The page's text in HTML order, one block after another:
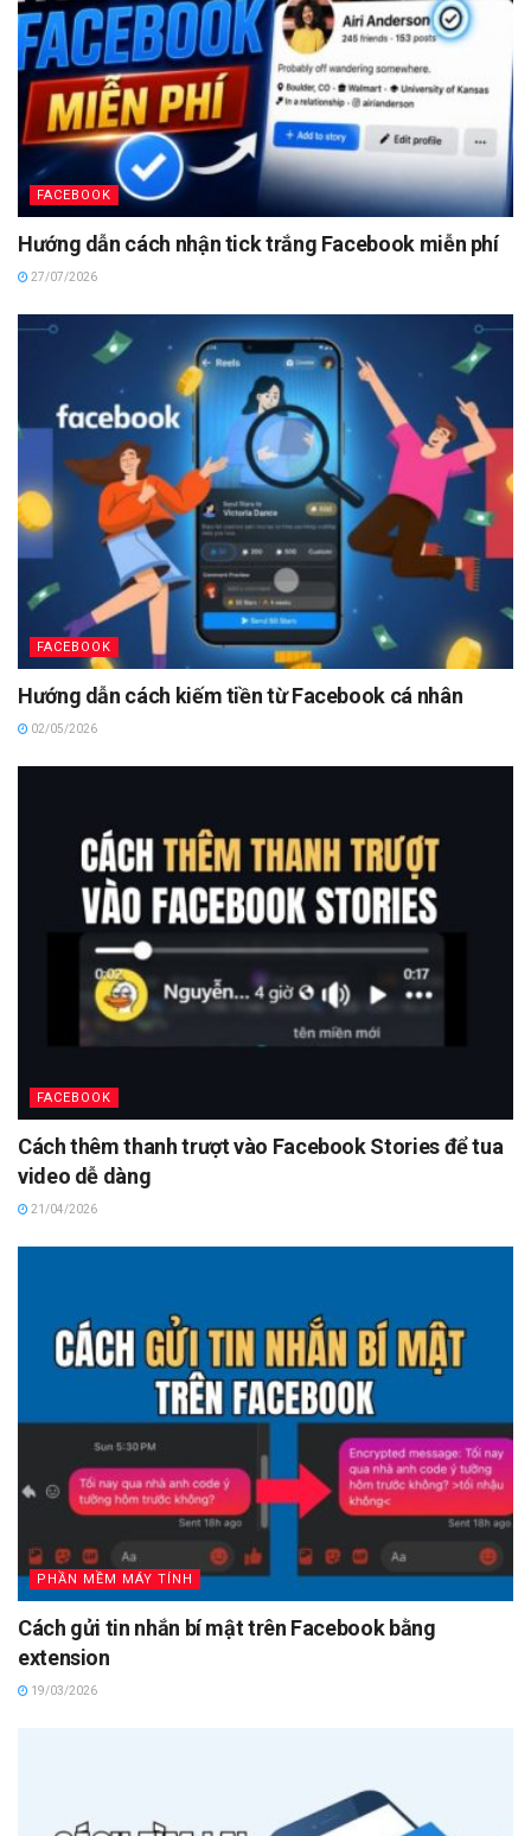
FACEBOOK
Hướng dẫn cách nhận tick trắng Facebook miễn phí
27/07/2026
FACEBOOK
Hướng dẫn cách kiếm tiền từ Facebook cá nhân
02/05/2026
FACEBOOK
Cách thêm thanh trượt vào Facebook Stories để tua
video dễ dàng
21/04/2026
PHẦN MỀM MÁY TÍNH
Cách gửi tin nhắn bí mật trên Facebook bằng
extension
19/03/2026